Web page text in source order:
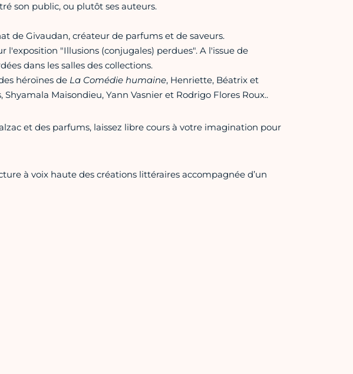
son public, ou plutôt ses auteurs.
de Givaudan, créateur de parfums et de saveurs.
l'exposition "Illusions (conjugales) perdues". A l'issue de
dans les salles des collections.
héroïnes de La Comédie humaine, Henriette, Béatrix et
Maisondieu, Yann Vasnier et Rodrigo Flores Roux..
et des parfums, laissez libre cours à votre imagination pour
à voix haute des créations littéraires accompagnée d’un